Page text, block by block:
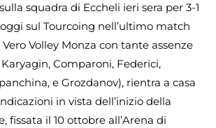
squadra di Eccheli ieri sera per 3-1
sul Tourcoing nell’ultimo match
Vero Volley Monza con tante assenze
Karyagin, Comparoni, Federici,
e Grozdanov), rientra a casa
in vista dell’inizio della
fissata il 10 ottobre all’Arena di